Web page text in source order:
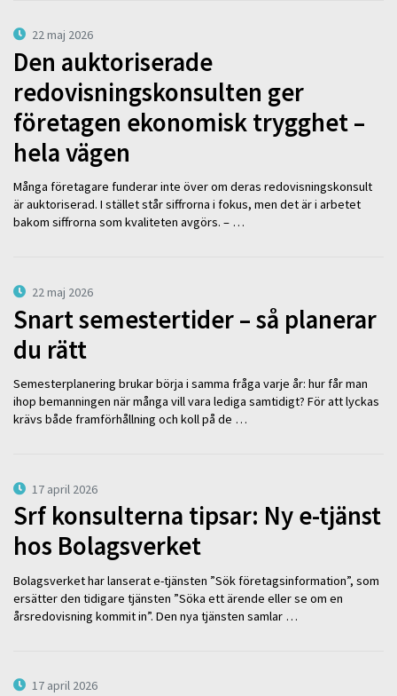
22 maj 2026
Den auktoriserade
redovisningskonsulten ger
företagen ekonomisk trygghet –
hela vägen
Många företagare funderar inte över om deras redovisningskonsult
är auktoriserad. I stället står siffrorna i fokus, men det är i arbetet
bakom siffrorna som kvaliteten avgörs. – …
22 maj 2026
Snart semestertider – så planerar
du rätt
Semesterplanering brukar börja i samma fråga varje år: hur får man
ihop bemanningen när många vill vara lediga samtidigt? För att lyckas
krävs både framförhållning och koll på de …
17 april 2026
Srf konsulterna tipsar: Ny e-tjänst
hos Bolagsverket
Bolagsverket har lanserat e-tjänsten ”Sök företagsinformation”, som
ersätter den tidigare tjänsten ”Söka ett ärende eller se om en
årsredovisning kommit in”. Den nya tjänsten samlar …
17 april 2026